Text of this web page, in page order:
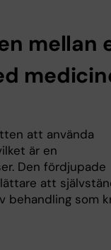
mellan
att använda
är en
Den fördjupade
att
behandling som